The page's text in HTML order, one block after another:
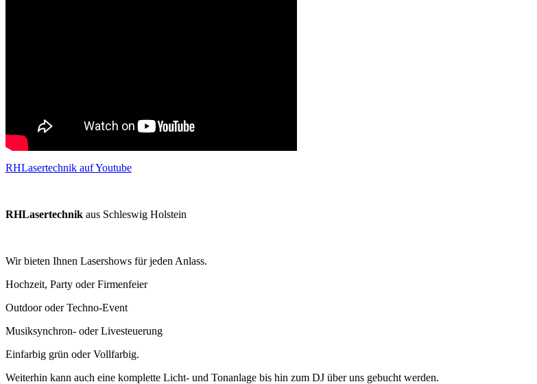
RHLasertechnik auf Youtube
RHLasertechnik aus Schleswig Holstein
Wir bieten Ihnen Lasershows für jeden Anlass.
Hochzeit, Party oder Firmenfeier
Outdoor oder Techno-Event
Musiksynchron- oder Livesteuerung
Einfarbig grün oder Vollfarbig.
Weiterhin kann auch eine komplette Licht- und Tonanlage bis hin zum DJ über uns gebucht werden.